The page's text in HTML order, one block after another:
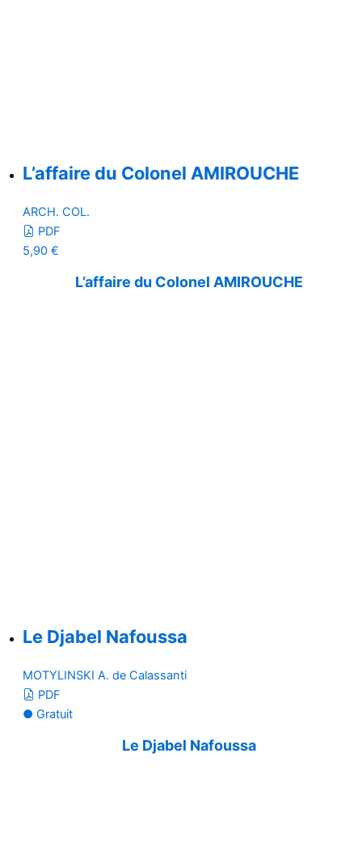
L’affaire du Colonel AMIROUCHE
ARCH. COL.
PDF
5,90 €
L’affaire du Colonel AMIROUCHE
Le Djabel Nafoussa
MOTYLINSKI A. de Calassanti
PDF
● Gratuit
Le Djabel Nafoussa